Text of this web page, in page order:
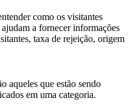
como os visitantes
a fornecer informações
taxa de rejeição, origem
aqueles que estão sendo
em uma categoria.